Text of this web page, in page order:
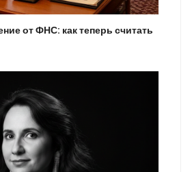
от ФНС: как теперь считать